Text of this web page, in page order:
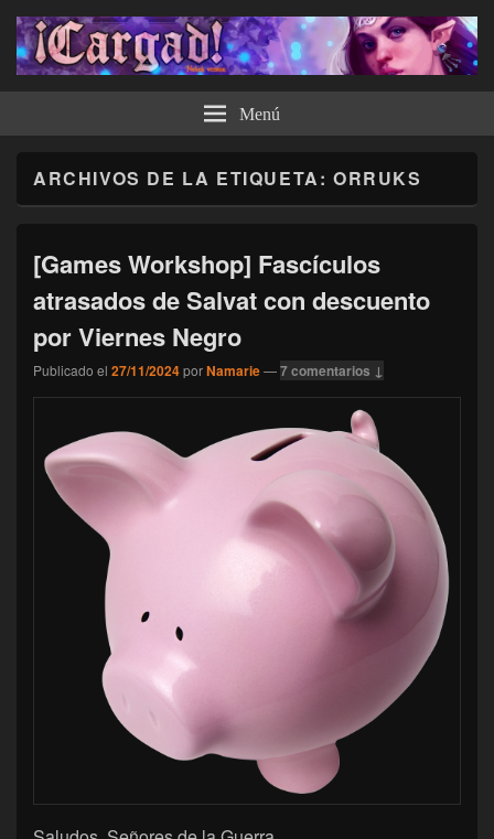
¡Cargad! Menú
ARCHIVOS DE LA ETIQUETA:ORRUKS
[Games Workshop] Fascículos
atrasados de Salvat con descuento
por Viernes Negro
Publicado el 27/11/2024porNamarie—7 comentarios ↓